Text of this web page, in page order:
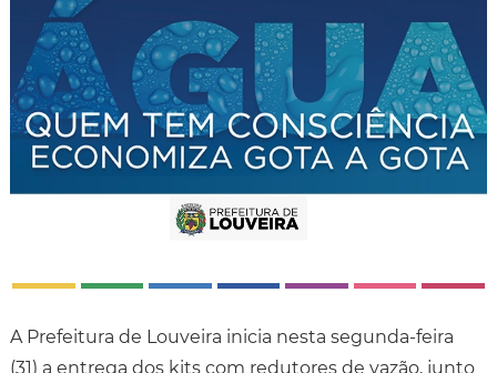
A Prefeitura de Louveira inicia nesta segunda-feira
(31) a entrega dos kits com redutores de vazão, junto